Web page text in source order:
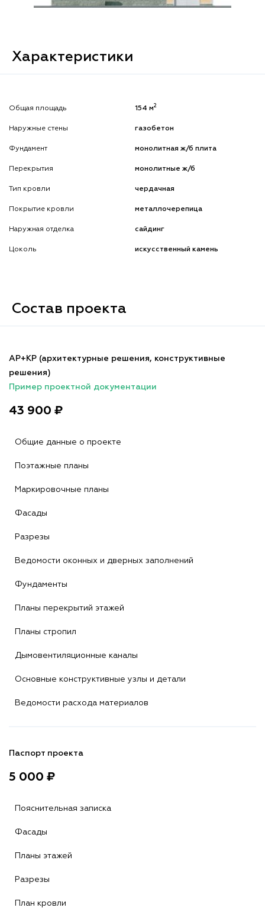
Характеристики
Общая площадь 154 м2
Наружные стены газобетон
Фундамент монолитная ж/б плита
Перекрытия монолитные ж/б
Тип кровли чердачная
Покрытие кровли металлочерепица
Наружная отделка сайдинг
Цоколь искусственный камень
Состав проекта
АР+КР (архитектурные решения, конструктивные
решения)
Пример проектной документации
43 900 ₽
Общие данные о проекте
Поэтажные планы
Маркировочные планы
Фасады
Разрезы
Ведомости оконных и дверных заполнений
Фундаменты
Планы перекрытий этажей
Планы стропил
Дымовентиляционные каналы
Основные конструктивные узлы и детали
Ведомости расхода материалов
Паспорт проекта
5 000 ₽
Пояснительная записка
Фасады
Планы этажей
Разрезы
План кровли